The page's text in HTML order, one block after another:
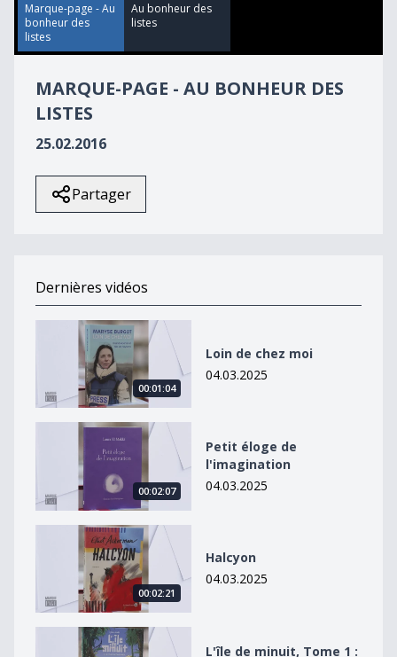
43
seconds
Marque-page - Au
bonheur des
listes
Au bonheur des
listes
MARQUE-PAGE - AU BONHEUR DES
LISTES
25.02.2016
Partager
Dernières vidéos
Loin de chez moi
00:01:04
Loin de chez moi
04.03.2025
Petit éloge de l&#039;imagination
00:02:07
Petit éloge de
l'imagination
04.03.2025
Halcyon
00:02:21
Halcyon
04.03.2025
L&#039;île de minuit, Tome 1 : Le réveil de
L'île de minuit, Tome 1 :